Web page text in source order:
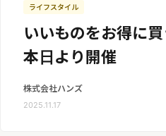
ライフスタイル
いいものをお得に
本日より開催
株式会社ハンズ
2025.11.17